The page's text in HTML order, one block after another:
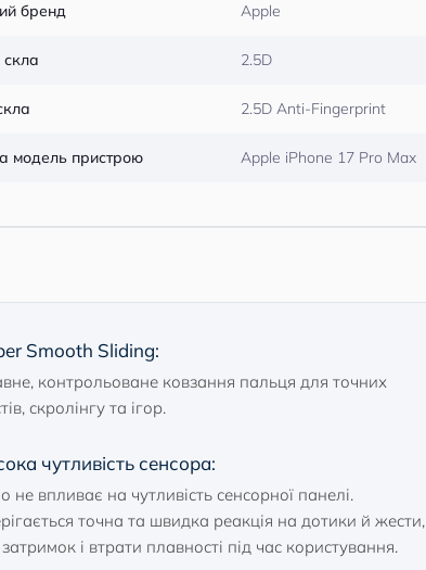
бренд Apple
2.5D
2.5D Anti-Fingerprint
модель пристрою Apple iPhone 17 Pro Max
Smooth Sliding:
контрольоване ковзання пальця для точних
скролінгу та ігор.
чутливість сенсора:
не впливає на чутливість сенсорної панелі.
точна та швидка реакція на дотики й жести,
і втрати плавності під час користування.